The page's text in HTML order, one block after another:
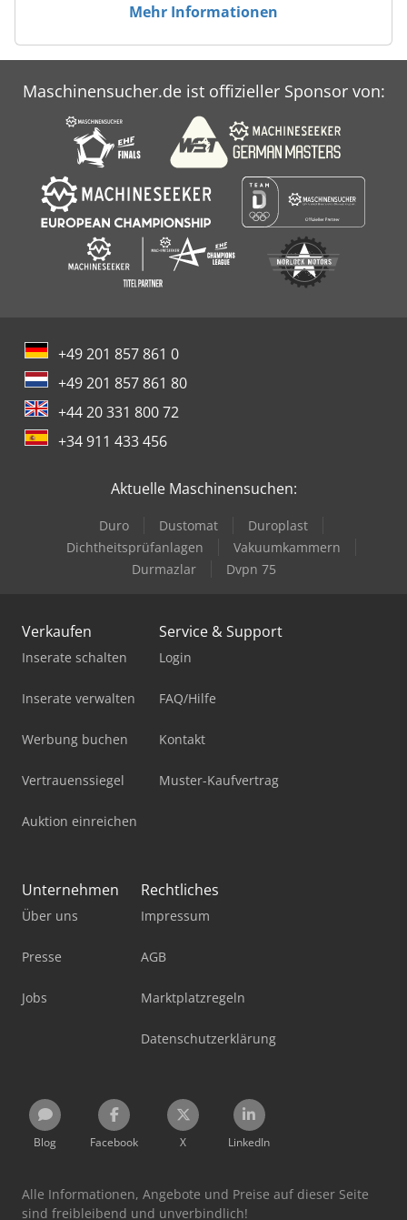
Mehr Informationen
Maschinensucher.de ist offizieller Sponsor von:
+49 201 857 861 0
+49 201 857 861 80
+44 20 331 800 72
+34 911 433 456
Aktuelle Maschinensuchen:
Duro Dustomat
Duroplast
Dichtheitsprüfanlagen
Vakuumkammern
Durmazlar
Dvpn 75
Verkaufen
Inserate schalten
Inserate verwalten
Werbung buchen
Vertrauenssiegel
Auktion einreichen
Service & Support
Login
FAQ/Hilfe
Kontakt
Muster-Kaufvertrag
Unternehmen
Über uns
Presse
Jobs
Rechtliches
Impressum
AGB
Marktplatzregeln
Datenschutzerklärung
Blog Facebook X LinkedIn
Alle Informationen, Angebote und Preise auf dieser Seite
sind freibleibend und unverbindlich!